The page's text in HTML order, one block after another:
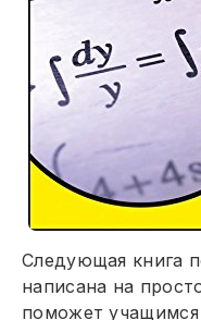
Следующая книга
написана на
поможет